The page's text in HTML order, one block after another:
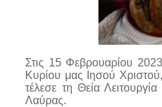
Στις 15 Φεβρουαρίου
Κυρίου μας Ιησού
τέλεσε τη Θεία
Λαύρας.